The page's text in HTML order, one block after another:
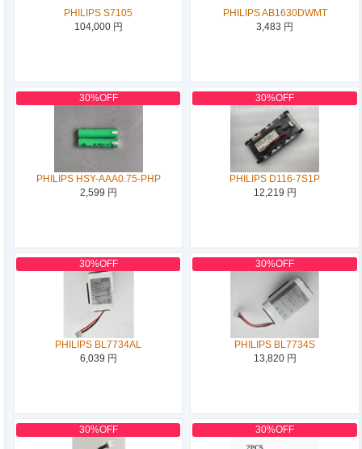
PHILIPS S7105
104,000 円
PHILIPS AB1630DWMT
3,483 円
30%OFF
PHILIPS HSY-AAA0.75-PHP
2,599 円
30%OFF
PHILIPS D116-7S1P
12,219 円
30%OFF
PHILIPS BL7734AL
6,039 円
30%OFF
PHILIPS BL7734S
13,820 円
30%OFF 30%OFF